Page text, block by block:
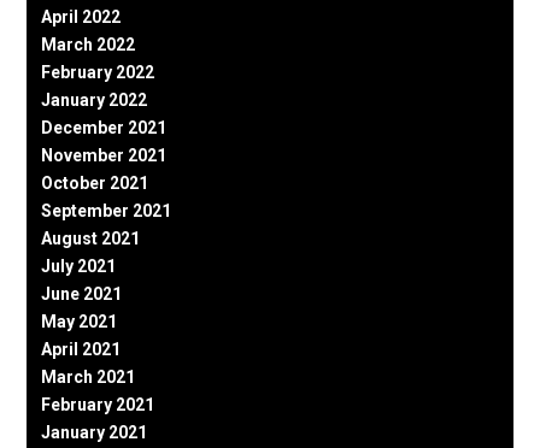
April 2022
March 2022
February 2022
January 2022
December 2021
November 2021
October 2021
September 2021
August 2021
July 2021
June 2021
May 2021
April 2021
March 2021
February 2021
January 2021